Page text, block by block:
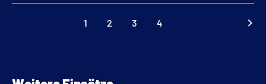
1 2 3 4 keyboard_arrow_right